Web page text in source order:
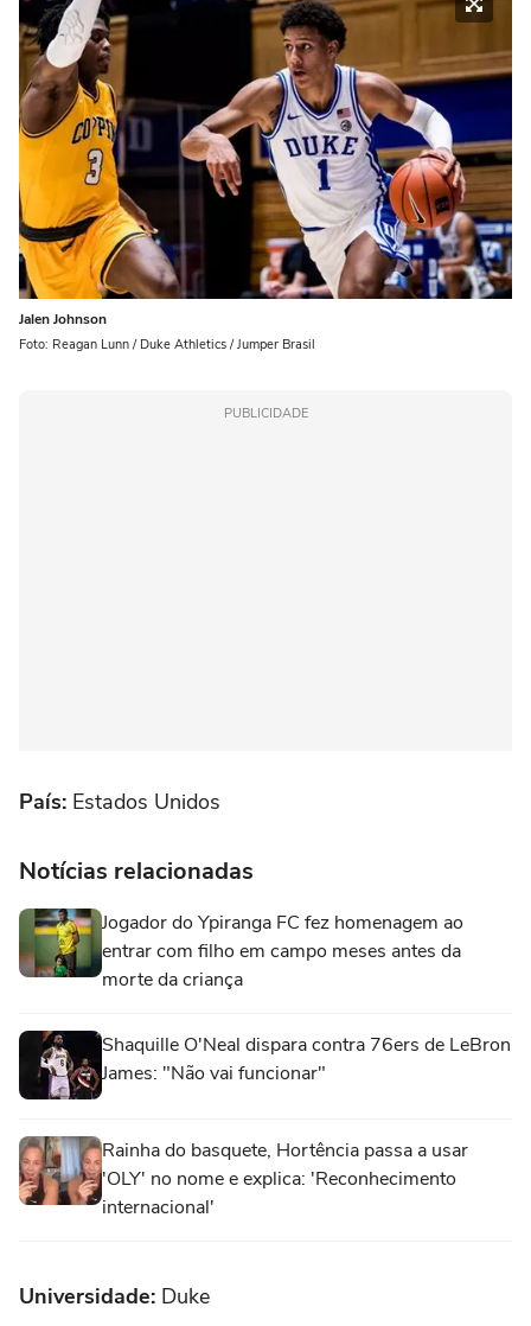
Jalen Johnson
Foto: Reagan Lunn / Duke Athletics / Jumper Brasil
PUBLICIDADE
País: Estados Unidos
Notícias relacionadas
Jogador do Ypiranga FC fez homenagem ao
entrar com filho em campo meses antes da
morte da criança
Shaquille O'Neal dispara contra 76ers de LeBron
James: "Não vai funcionar"
Rainha do basquete, Hortência passa a usar
'OLY' no nome e explica: 'Reconhecimento
internacional'
Universidade: Duke